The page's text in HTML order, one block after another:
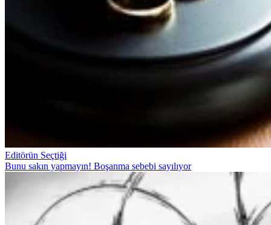
Editörün Seçtiği
Bunu sakın yapmayın! Boşanma sebebi sayılıyor